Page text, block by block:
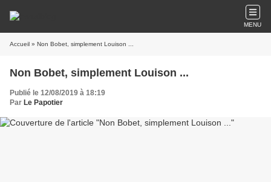
MENU
Accueil » Non Bobet, simplement Louison ...
Non Bobet, simplement Louison ...
Publié le 12/08/2019 à 18:19
Par Le Papotier